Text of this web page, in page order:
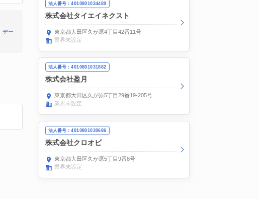
デー
法人番号：4010801034489
株式会社タイエイネクスト
東京都大田区久が原4丁目42番11号
業界未設定
法人番号：4010801031882
株式会社盈月
東京都大田区久が原5丁目29番19-205号
業界未設定
法人番号：4010801030686
株式会社クロオビ
東京都大田区久が原5丁目9番8号
業界未設定